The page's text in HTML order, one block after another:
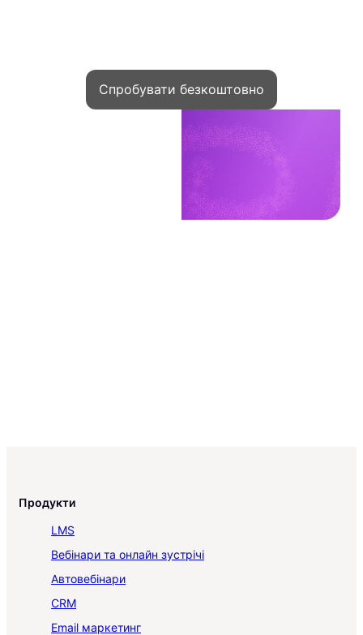
Спробувати безкоштовно
Продукти
LMS
Вебінари та онлайн зустрічі
Автовебінари
CRM
Email маркетинг